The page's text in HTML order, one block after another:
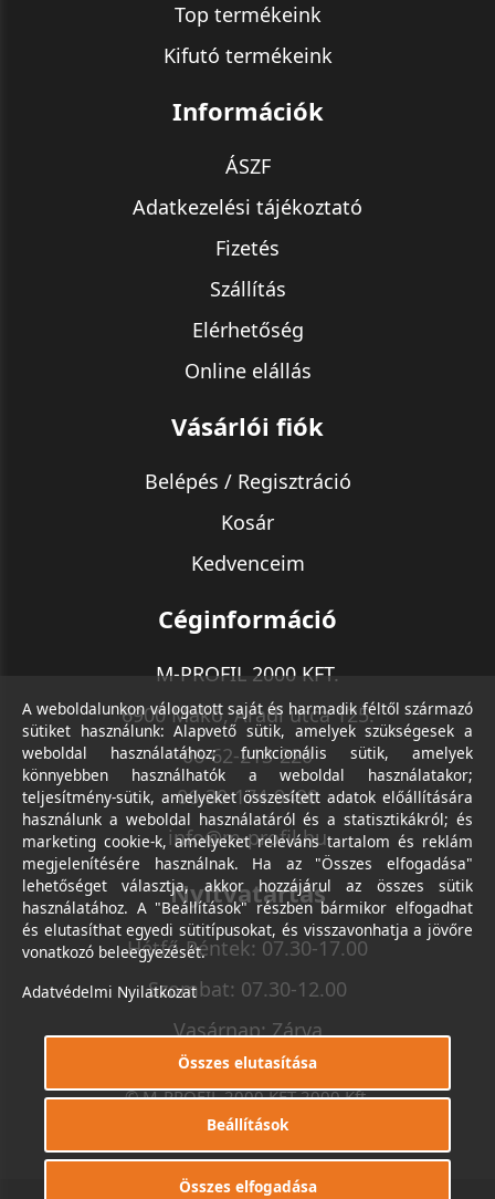
Top termékeink
Kifutó termékeink
Információk
ÁSZF
Adatkezelési tájékoztató
Fizetés
Szállítás
Elérhetőség
Online elállás
Vásárlói fiók
Belépés / Regisztráció
Kosár
Kedvenceim
Céginformáció
M-PROFIL 2000 KFT.
6900 Makó, Aradi utca 125.
06-62-213-220
06-30-174-9490
info@m-profil.hu
Nyitvatartás
Hétfő-Péntek: 07.30-17.00
Szombat: 07.30-12.00
Vasárnap: Zárva
© M-PROFIL 2000 KFT 2000 Kft.
Minden jog fenntartva.
KészítetteI.T.C. Kft.
A weboldalunkon válogatott saját és harmadik féltől származó
sütiket használunk: Alapvető sütik, amelyek szükségesek a
weboldal használatához; funkcionális sütik, amelyek
könnyebben használhatók a weboldal használatakor;
teljesítmény-sütik, amelyeket összesített adatok előállítására
használunk a weboldal használatáról és a statisztikákról; és
marketing cookie-k, amelyeket releváns tartalom és reklám
megjelenítésére használnak. Ha az "Összes elfogadása"
lehetőséget választja, akkor hozzájárul az összes sütik
használatához. A "Beállítások" részben bármikor elfogadhat
és elutasíthat egyedi sütitípusokat, és visszavonhatja a jövőre
vonatkozó beleegyezését.
Adatvédelmi Nyilatkozat
Összes elutasítása
Beállítások
Összes elfogadása